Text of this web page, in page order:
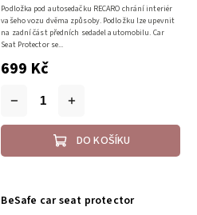
699 Kč
DO KOŠÍKU
Podložka pod autosedačku RECARO chrání interiér
vašeho vozu dvěma způsoby. Podložku lze upevnit
na zadní část předních sedadel automobilu. Car
Seat Protector se...
BeSafe car seat protector